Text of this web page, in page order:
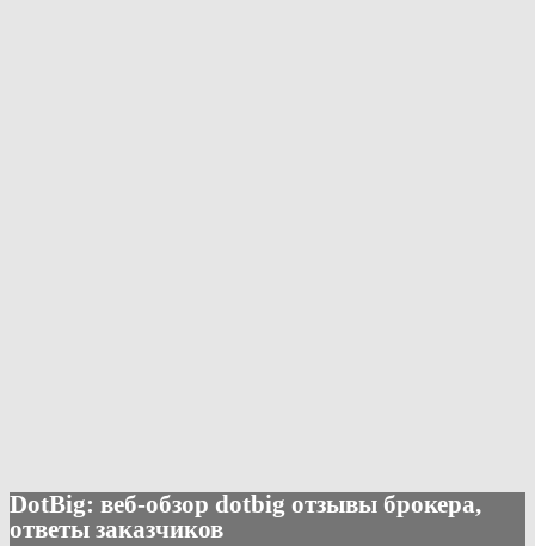
DotBig: веб-обзор dotbig отзывы брокера,
ответы заказчиков